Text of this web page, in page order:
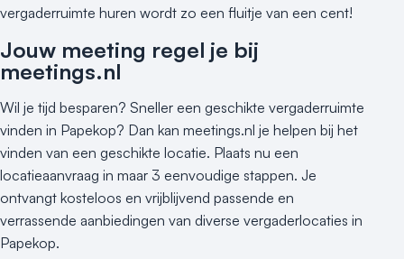
vergaderruimte huren wordt zo een fluitje van een cent!
Jouw meeting regel je bij
meetings.nl
Wil je tijd besparen? Sneller een geschikte vergaderruimte
vinden in Papekop? Dan kan meetings.nl je helpen bij het
vinden van een geschikte locatie. Plaats nu een
locatieaanvraag in maar 3 eenvoudige stappen. Je
ontvangt kosteloos en vrijblijvend passende en
verrassende aanbiedingen van diverse vergaderlocaties in
Papekop.